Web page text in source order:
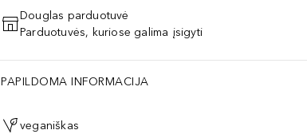
Douglas parduotuvė
Parduotuvės, kuriose galima įsigyti
PAPILDOMA INFORMACIJA
veganiškas